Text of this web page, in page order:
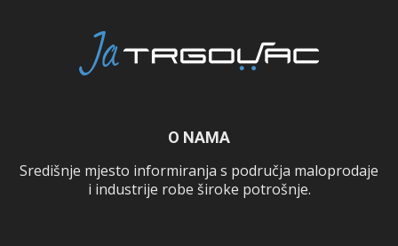
O NAMA
Središnje mjesto informiranja s područja maloprodaje
i industrije robe široke potrošnje.